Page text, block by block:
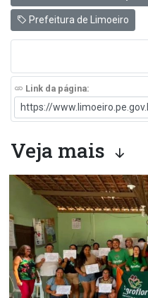
Prefeitura de Limoeiro
Link da página:
Veja mais